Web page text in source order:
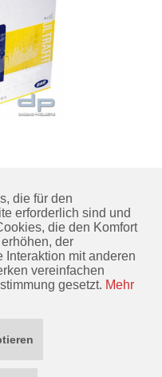
IN DEN WARENKORB
die für den
erforderlich sind und
die den Komfort
der
Interaktion mit anderen
vereinfachen
gesetzt. Mehr